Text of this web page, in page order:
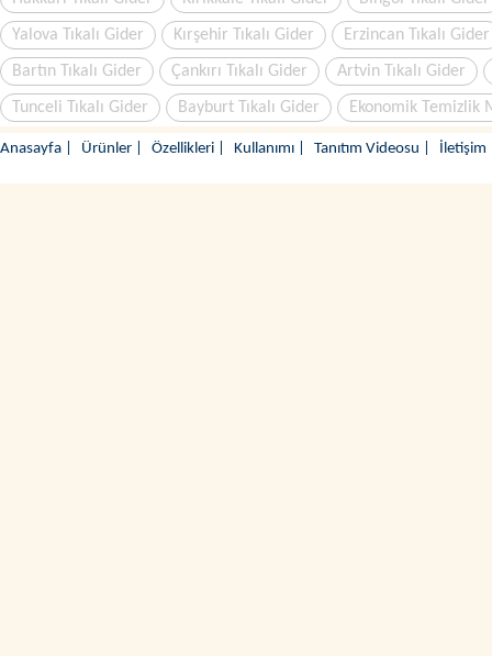
Yalova Tıkalı Gider Kırşehir Tıkalı Gider Erzincan Tıkalı Gider
Bartın Tıkalı Gider Çankırı Tıkalı Gider Artvin Tıkalı Gider
Tunceli Tıkalı Gider Bayburt Tıkalı Gider Ekonomik Temizlik
Anasayfa Ürünler Özellikleri Kullanımı Tanıtım Videosu İletişim